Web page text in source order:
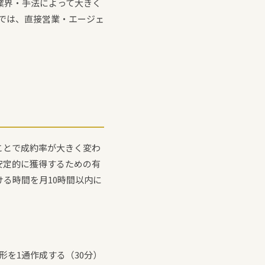
・手法によって大きく
は、直接営業・エージェ
で成約率が大きく変わ
的に獲得するための有
時間を月10時間以内に
1通作成する（30分）